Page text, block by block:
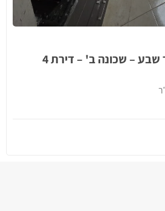
חדש למכירה בבאר שבע – שכונה ב' – דירת 4